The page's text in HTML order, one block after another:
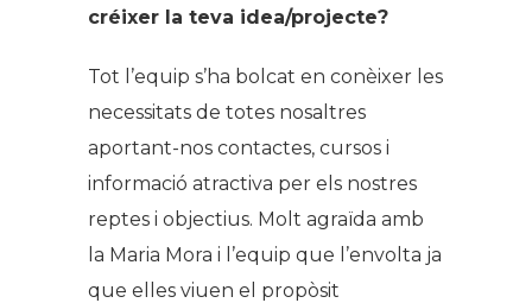
créixer la teva idea/projecte?
Tot l’equip s’ha bolcat en conèixer les
necessitats de totes nosaltres
aportant-nos contactes, cursos i
informació atractiva per els nostres
reptes i objectius. Molt agraïda amb
la Maria Mora i l’equip que l’envolta ja
que elles viuen el propòsit